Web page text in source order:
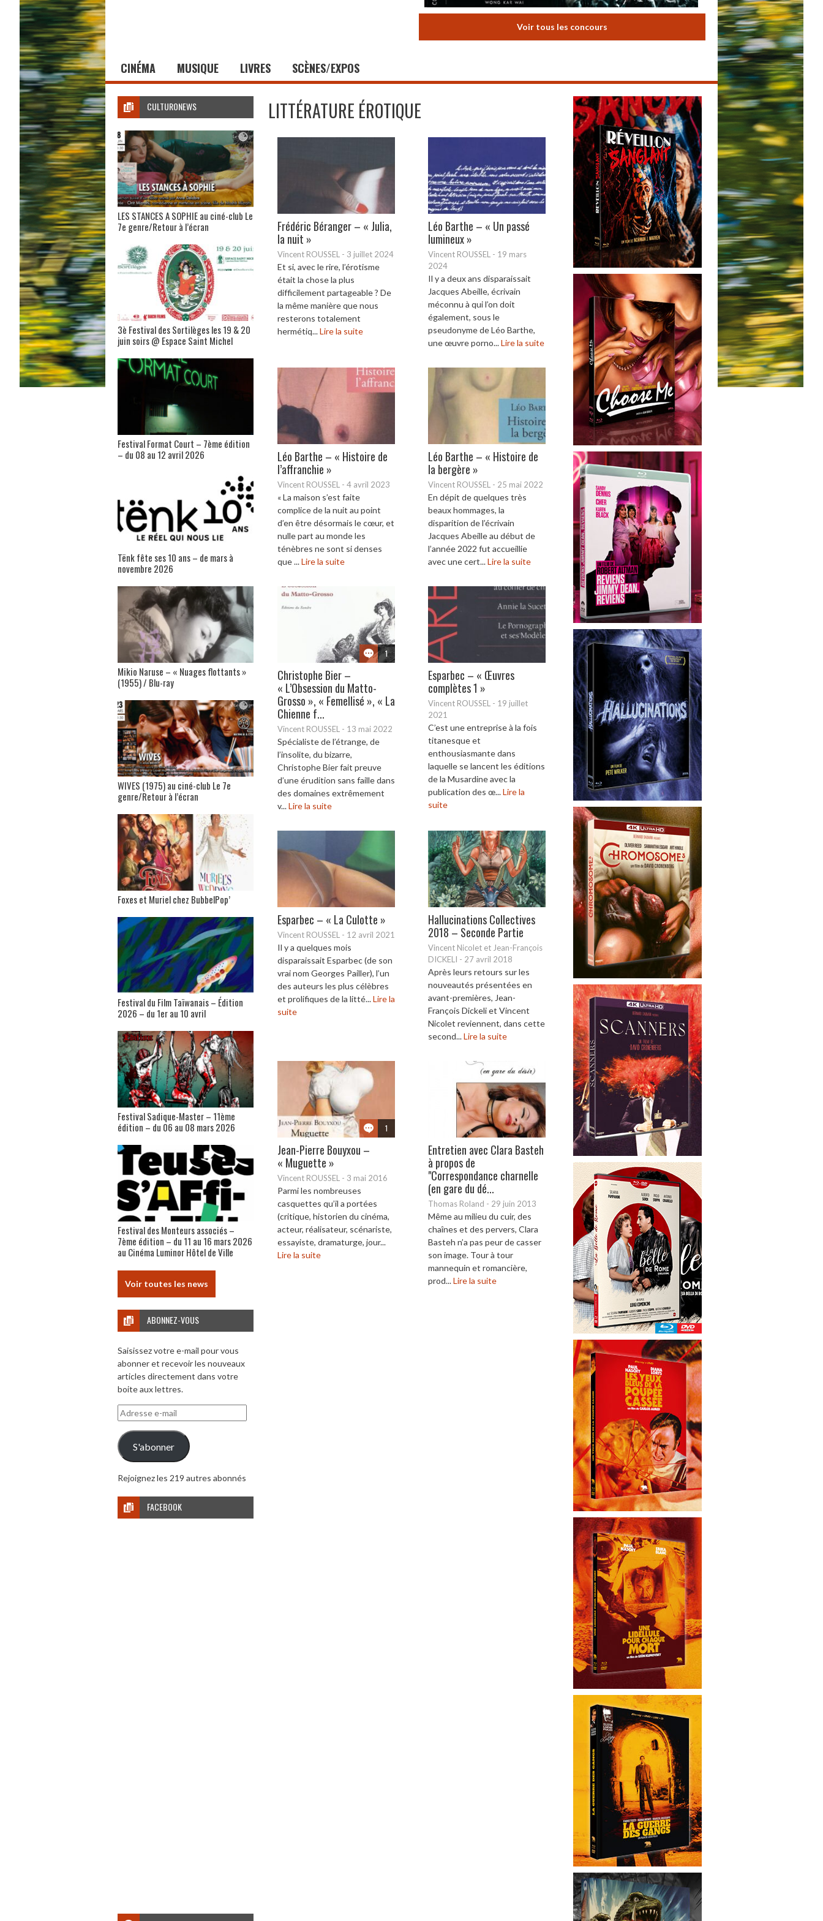
Voir tous les concours
CINÉMA MUSIQUE LIVRES SCÈNES/EXPOS
LITTÉRATURE ÉROTIQUE
Frédéric Béranger – « Julia,
la nuit »
Vincent ROUSSEL - 3 juillet 2024
Et si, avec le rire, l’érotisme
était la chose la plus
difficilement partageable ? De
la même manière que nous
resterons totalement
hermétiq...Lire la suite
Léo Barthe – « Un passé
lumineux »
Vincent ROUSSEL - 19 mars
2024
Il y a deux ans disparaissait
Jacques Abeille, écrivain
méconnu à qui l’on doit
également, sous le
pseudonyme de Léo Barthe,
une œuvre porno...Lire la suite
Léo Barthe – « Histoire de
l’affranchie »
Vincent ROUSSEL - 4 avril 2023
« La maison s’est faite
complice de la nuit au point
d’en être désormais le cœur, et
nulle part au monde les
ténèbres ne sont si denses
que ...Lire la suite
Léo Barthe – « Histoire de
la bergère »
Vincent ROUSSEL - 25 mai 2022
En dépit de quelques très
beaux hommages, la
disparition de l’écrivain
Jacques Abeille au début de
l’année 2022 fut accueillie
avec une cert...Lire la suite
1
Christophe Bier –
« L’Obsession du Matto-
Grosso », « Femellisé », « La
Chienne f...
Vincent ROUSSEL - 13 mai 2022
Spécialiste de l’étrange, de
l’insolite, du bizarre,
Christophe Bier fait preuve
d’une érudition sans faille dans
des domaines extrêmement
v...Lire la suite
Esparbec – « Œuvres
complètes 1 »
Vincent ROUSSEL - 19 juillet
2021
C’est une entreprise à la fois
titanesque et
enthousiasmante dans
laquelle se lancent les éditions
de la Musardine avec la
publication des œ...Lire la
suite
Esparbec – « La Culotte »
Vincent ROUSSEL - 12 avril 2021
Il y a quelques mois
disparaissait Esparbec (de son
vrai nom Georges Pailler), l’un
des auteurs les plus célèbres
et prolifiques de la litté...Lire la
suite
Hallucinations Collectives
2018 – Seconde Partie
Vincent Nicolet et Jean-François
DICKELI - 27 avril 2018
Après leurs retours sur les
nouveautés présentées en
avant-premières, Jean-
François Dickeli et Vincent
Nicolet reviennent, dans cette
second...Lire la suite
1
Jean-Pierre Bouyxou –
« Muguette »
Vincent ROUSSEL - 3 mai 2016
Parmi les nombreuses
casquettes qu’il a portées
(critique, historien du cinéma,
acteur, réalisateur, scénariste,
essayiste, dramaturge, jour...
Lire la suite
Entretien avec Clara Basteh
à propos de
"Correspondance charnelle
(en gare du dé...
Thomas Roland - 29 juin 2013
Même au milieu du cuir, des
chaînes et des pervers, Clara
Basteh n’a pas peur de casser
son image. Tour à tour
mannequin et romancière,
prod...Lire la suite
CULTURONEWS
LES STANCES A SOPHIE au ciné-club Le
7e genre/Retour à l’écran
3è Festival des Sortilèges les 19 & 20
juin soirs @ Espace Saint Michel
Festival Format Court – 7ème édition
– du 08 au 12 avril 2026
Tënk fête ses 10 ans – de mars à
novembre 2026
Mikio Naruse – « Nuages flottants »
(1955) / Blu-ray
WIVES (1975) au ciné-club Le 7e
genre/Retour à l’écran
Foxes et Muriel chez BubbelPop’
Festival du Film Taïwanais – Édition
2026 – du 1er au 10 avril
Festival Sadique-Master – 11ème
édition – du 06 au 08 mars 2026
Festival des Monteurs associés –
7ème édition – du 11 au 16 mars 2026
au Cinéma Luminor Hôtel de Ville
Voir toutes les news
ABONNEZ-VOUS
Saisissez votre e-mail pour vous
abonner et recevoir les nouveaux
articles directement dans votre
boite aux lettres.
Adresse
e-
mail
S'abonner
Rejoignez les 219 autres abonnés
FACEBOOK